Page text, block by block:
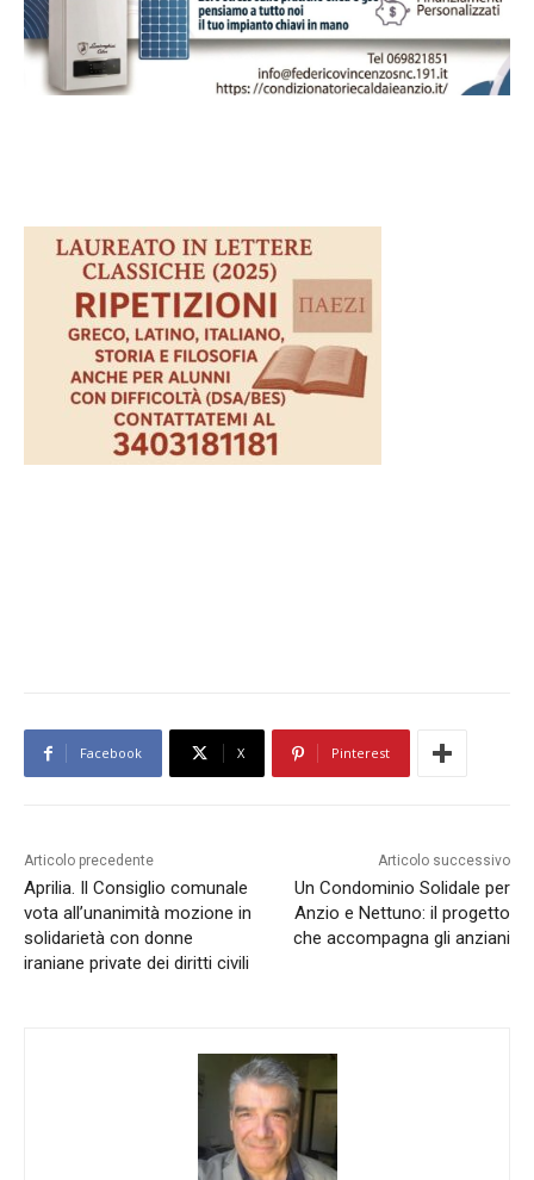
Facebook X Pinterest
Articolo precedente
Aprilia. Il Consiglio comunale
vota all’unanimità mozione in
solidarietà con donne
iraniane private dei diritti civili
Articolo successivo
Un Condominio Solidale per
Anzio e Nettuno: il progetto
che accompagna gli anziani